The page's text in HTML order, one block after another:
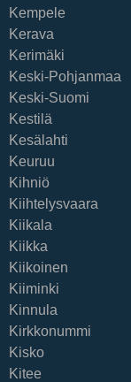
Kempele
Kerava
Kerimäki
Keski-Pohjanmaa
Keski-Suomi
Kestilä
Kesälahti
Keuruu
Kihniö
Kiihtelysvaara
Kiikala
Kiikka
Kiikoinen
Kiiminki
Kinnula
Kirkkonummi
Kisko
Kitee